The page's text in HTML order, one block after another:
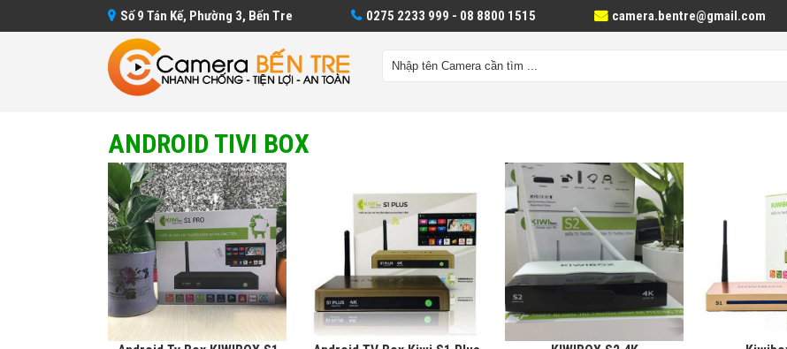
Số 9 Tán Kế, Phường 3, Bến Tre 0275 2233 999 - 08 8800 1515 camera.bentre@gmail.com
ANDROID TIVI BOX